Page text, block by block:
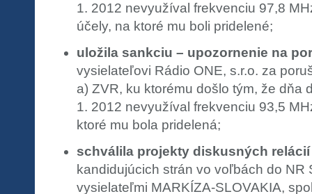
1. 2012 nevyužíval frekvenciu 97,8
účely, na ktoré mu boli pridelené;
uložila sankciu – upozornenie na
vysielateľovi Rádio ONE, s.r.o. za
a) ZVR, ku ktorému došlo tým, že dňa
1. 2012 nevyužíval frekvenciu 93,5
ktoré mu bola pridelená;
schválila projekty diskusných
kandidujúcich strán vo voľbách do NR
vysielateľmi MARKÍZA-SLOVAKIA,